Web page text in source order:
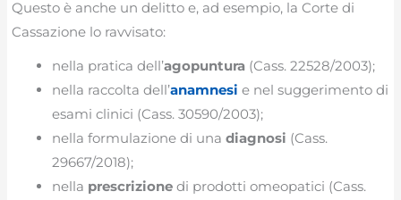
Questo è anche un delitto e, ad esempio, la Corte di
Cassazione lo ravvisato:
nella pratica dell’agopuntura (Cass. 22528/2003);
nella raccolta dell’anamnesi e nel suggerimento di
esami clinici (Cass. 30590/2003);
nella formulazione di unadiagnosi (Cass.
29667/2018);
nella prescrizione di prodotti omeopatici (Cass.